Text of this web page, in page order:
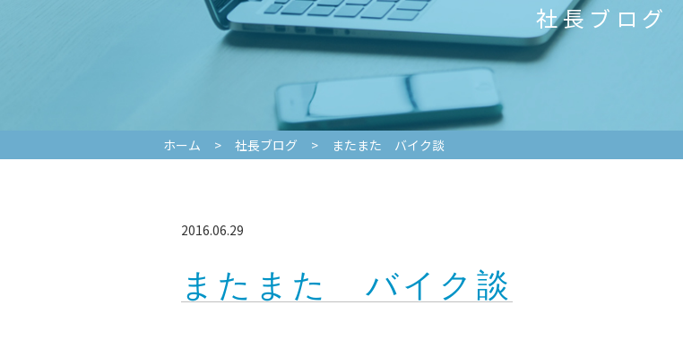
社長ブログ
ホーム > 社長ブログ > またまた バイク談
2016.06.29
またまた バイク談